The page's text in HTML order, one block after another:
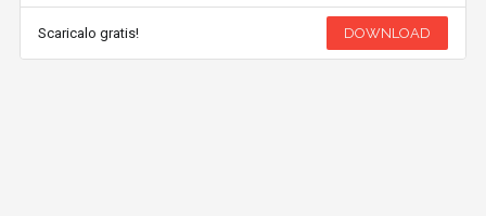
Scaricalo gratis! DOWNLOAD